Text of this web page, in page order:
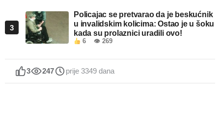
3
Policajac se pretvarao da je beskućnik
u invalidskim kolicima: Ostao je u šoku
kada su prolaznici uradili ovo!
6 👁 269
3 247 prije 3349 dana